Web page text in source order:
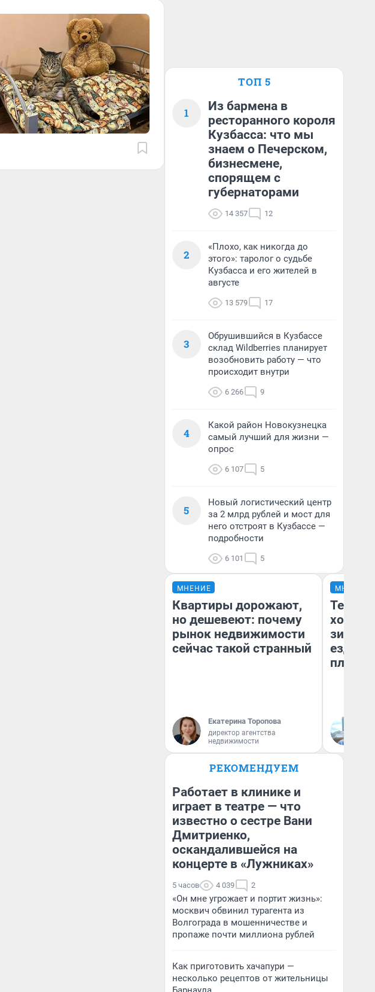
ТОП 5
1
Из бармена в
ресторанного короля
Кузбасса: что мы
знаем о Печерском,
бизнесмене,
спорящем с
губернаторами
14 357 12
2
«Плохо, как никогда до
этого»: таролог о судьбе
Кузбасса и его жителей в
августе
13 579 17
3
Обрушившийся в Кузбассе
склад Wildberries планирует
возобновить работу — что
происходит внутри
6 266 9
4
Какой район Новокузнецка
самый лучший для жизни —
опрос
6 107 5
5
Новый логистический центр
за 2 млрд рублей и мост для
него отстроят в Кузбассе —
подробности
6 101 5
МНЕНИЕ
Квартиры дорожают,
но дешевеют: почему
рынок недвижимости
сейчас такой странный
Екатерина Торопова
директор агентства
недвижимости
МНЕНИЕ
Тепло
зимой.
ездит
плюсы
РЕКОМЕНДУЕМ
Работает в клинике и
играет в театре — что
известно о сестре Вани
Дмитриенко,
оскандалившейся на
концерте в «Лужниках»
5 часов 4 039 2
«Он мне угрожает и портит жизнь»:
москвич обвинил турагента из
Волгограда в мошенничестве и
пропаже почти миллиона рублей
Как приготовить хачапури —
несколько рецептов от жительницы